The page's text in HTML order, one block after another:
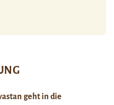
geht in die